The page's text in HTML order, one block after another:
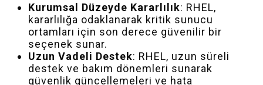
Kurumsal Düzeyde Kararlılık: RHEL,
kararlılığa odaklanarak kritik sunucu
ortamları için son derece güvenilir bir
seçenek sunar.
Uzun Vadeli Destek: RHEL, uzun süreli
destek ve bakım dönemleri sunarak
güvenlik güncellemeleri ve hata